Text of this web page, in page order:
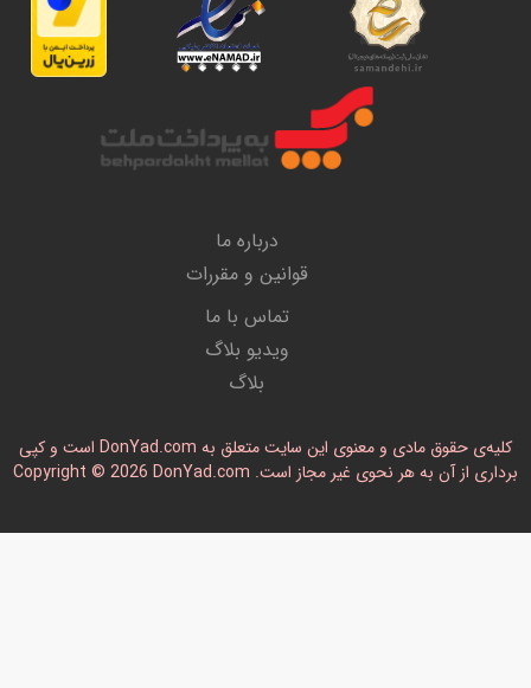
درباره ما
قوانین و مقررات
تماس با ما
ویدیو بلاگ
بلاگ
کلیه‌ی حقوق مادی و معنوی این سایت متعلق به DonYad.com است و کپی
برداری از آن به هر نحوی غیر مجاز است. Copyright © 2026 DonYad.com